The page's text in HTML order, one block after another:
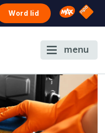
Word lid Omroep
NPO
menu